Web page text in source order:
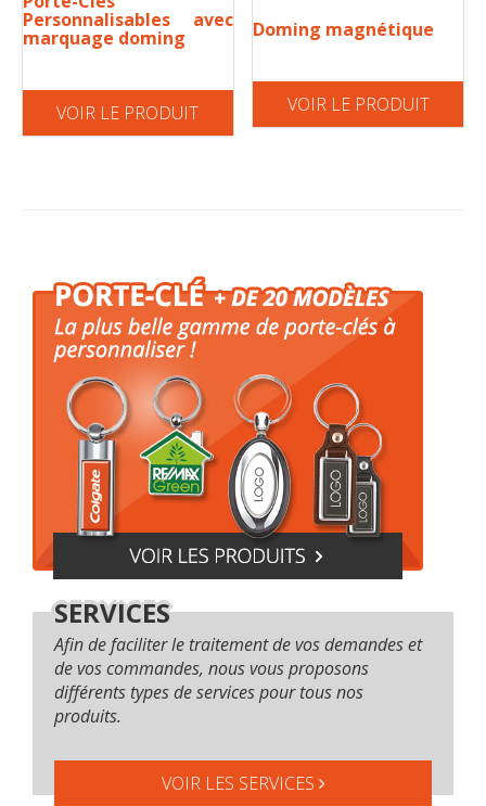
SERVICES
Afin de faciliter le traitement de vos demandes et
de vos commandes, nous vous proposons
différents types de services pour tous nos
produits.
VOIR LES SERVICES
Personnalisables avec
marquage doming
VOIR LE PRODUIT
Doming magnétique
VOIR LE PRODUIT